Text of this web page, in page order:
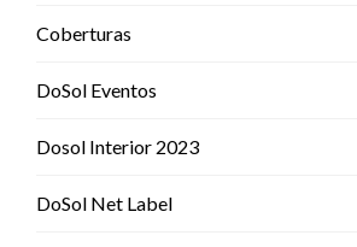
Coberturas
DoSol Eventos
Dosol Interior 2023
DoSol Net Label